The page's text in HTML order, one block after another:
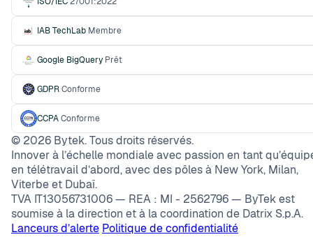
IAB TechLab Membre
Google BigQuery Prêt
GDPRConforme
CCPAConforme
© 2026 Bytek. Tous droits réservés.
Innover à l’échelle mondiale avec passion en tant
en télétravail d’abord, avec des pôles à New York, Milan,
Viterbe et Dubaï.
TVA IT13056731006 — REA : MI - 2562796 — ByTek est
soumise à la direction et à la coordination de Datrix S.p.A.
Lanceurs d’alerte Politique de confidentialité